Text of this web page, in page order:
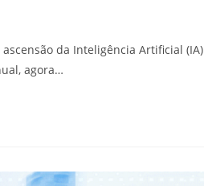
da Inteligência Artificial (IA)
agora…